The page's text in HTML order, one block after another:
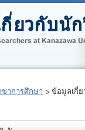
ขาการศึกษา ข้อมูลเกี่